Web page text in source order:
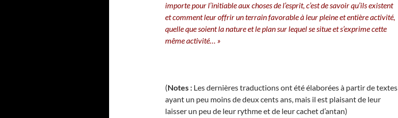
importe pour l’initiable aux choses de l’esprit, c’est de savoir qu’ils existent
et comment leur offrir un terrain favorable à leur pleine et entière activité,
quelle que soient la nature et le plan sur lequel se situe et s’exprime cette
même activité… »
(Notes : Les dernières traductions ont été élaborées à partir de textes
ayant un peu moins de deux cents ans, mais il est plaisant de leur
laisser un peu de leur rythme et de leur cachet d’antan)